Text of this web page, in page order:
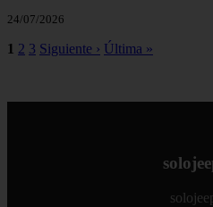
24/07/2026
1 2 3 Siguiente › Última »